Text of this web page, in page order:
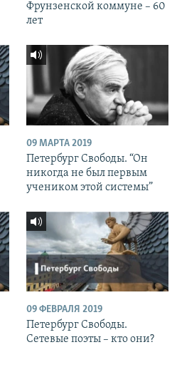
Фрунзенской коммуне – 60
лет
09 МАРТА 2019
Петербург Свободы. “Он
никогда не был первым
учеником этой системы”
09 ФЕВРАЛЯ 2019
Петербург Свободы.
Сетевые поэты – кто они?